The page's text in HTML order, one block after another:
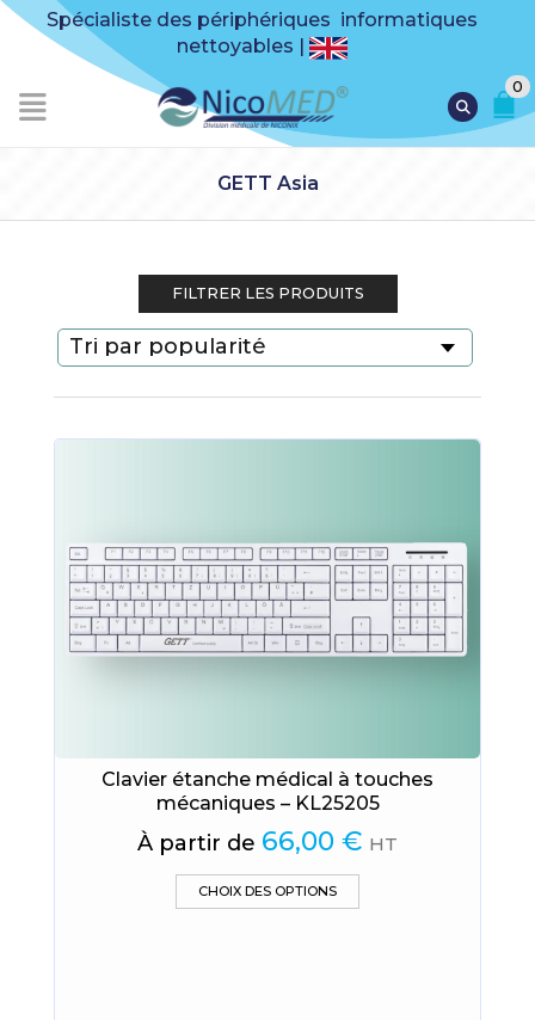
Spécialiste des périphériques informatiques
nettoyables |
0
GETT Asia
FILTRER LES PRODUITS
Clavier étanche médical à touches
mécaniques – KL25205
À partir de 66,00 € HT
CHOIX DES OPTIONS
produit